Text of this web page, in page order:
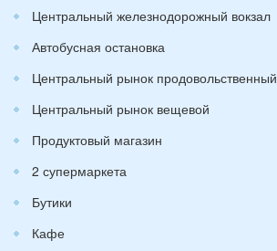
Центральный железнодорожный вокзал
Автобусная остановка
Центральный рынок продовольственный
Центральный рынок вещевой
Продуктовый магазин
2 супермаркета
Бутики
Кафе